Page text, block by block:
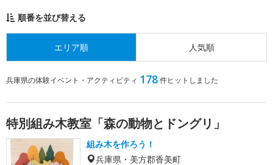
順番を並び替える
エリア順 人気順
兵庫県の体験イベント・アクティビティ 178件ヒットしました
特別組み木教室「森の動物とドングリ」
組み木を作ろう！
兵庫県・美方郡香美町